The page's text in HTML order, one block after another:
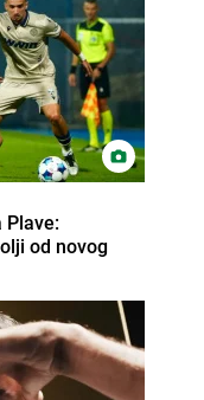
Plave:
od novog